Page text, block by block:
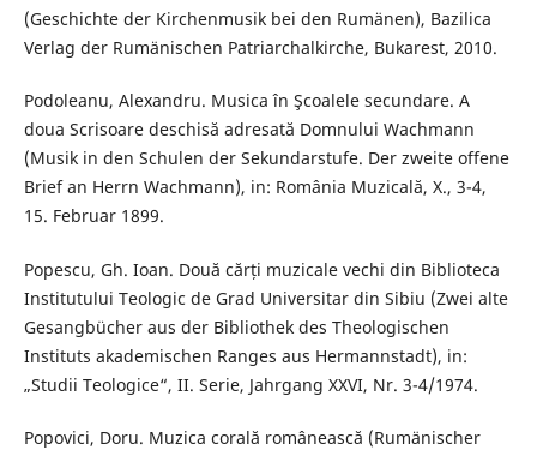
(Geschichte der Kirchenmusik bei den Rumänen), Bazilica
Verlag der Rumänischen Patriarchalkirche, Bukarest, 2010.
Podoleanu, Alexandru. Musica în Şcoalele secundare. A
doua Scrisoare deschisă adresată Domnului Wachmann
(Musik in den Schulen der Sekundarstufe. Der zweite offene
Brief an Herrn Wachmann), in: România Muzicală, X., 3-4,
15. Februar 1899.
Popescu, Gh. Ioan. Două cărți muzicale vechi din Biblioteca
Institutului Teologic de Grad Universitar din Sibiu (Zwei alte
Gesangbücher aus der Bibliothek des Theologischen
Instituts akademischen Ranges aus Hermannstadt), in:
„Studii Teologice“, II. Serie, Jahrgang XXVI, Nr. 3-4/1974.
Popovici, Doru. Muzica corală românească (Rumänischer